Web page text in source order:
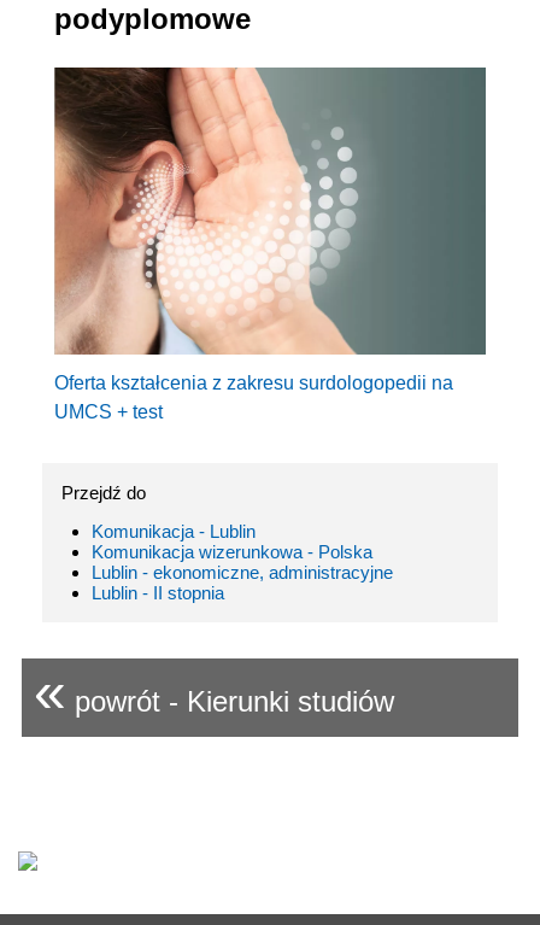
podyplomowe
Oferta kształcenia z zakresu surdologopedii na
UMCS + test
Przejdź do
Komunikacja - Lublin
Komunikacja wizerunkowa - Polska
Lublin - ekonomiczne, administracyjne
Lublin - II stopnia
« powrót - Kierunki studiów